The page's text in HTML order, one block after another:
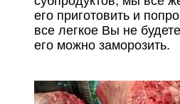
его приготовить и
все легкое Вы не
его можно заморозить.